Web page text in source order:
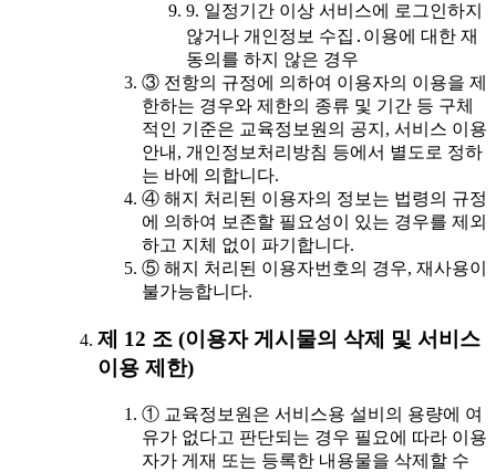
9. 일정기간 이상 서비스에 로그인하지
않거나 개인정보 수집․이용에 대한 재
동의를 하지 않은 경우
③ 전항의 규정에 의하여 이용자의 이용을 제
한하는 경우와 제한의 종류 및 기간 등 구체
적인 기준은 교육정보원의 공지, 서비스 이용
안내, 개인정보처리방침 등에서 별도로 정하
는 바에 의합니다.
④ 해지 처리된 이용자의 정보는 법령의 규정
에 의하여 보존할 필요성이 있는 경우를 제외
하고 지체 없이 파기합니다.
⑤ 해지 처리된 이용자번호의 경우, 재사용이
불가능합니다.
제 12 조 (이용자 게시물의 삭제 및 서비스
이용 제한)
① 교육정보원은 서비스용 설비의 용량에 여
유가 없다고 판단되는 경우 필요에 따라 이용
자가 게재 또는 등록한 내용물을 삭제할 수